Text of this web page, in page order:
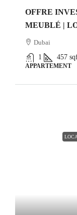
OFFRE
MEUBLÉ |
Dubai
1
457
APPARTEMENT